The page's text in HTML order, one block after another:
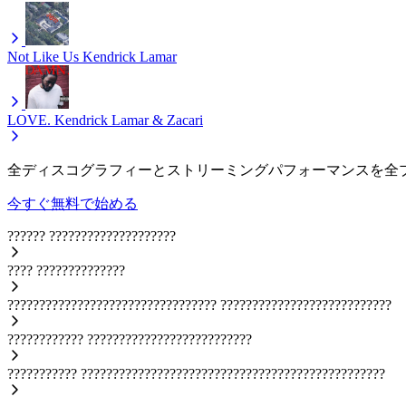
Not Like Us Kendrick Lamar
LOVE. Kendrick Lamar & Zacari
全ディスコグラフィーとストリーミングパフォーマンスを全
今すぐ無料で始める
?????? ????????????????????
???? ??????????????
????????????????????????????????? ???????????????????????????
???????????? ??????????????????????????
??????????? ????????????????????????????????????????????????